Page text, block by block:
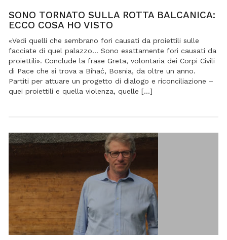
TORNATO
SULLA
ROTTA
BALCANICA:
ECCO
COSA
HO
VISTO
SONO TORNATO SULLA ROTTA BALCANICA:
ECCO COSA HO VISTO
«Vedi quelli che sembrano fori causati da proiettili sulle
facciate di quel palazzo… Sono esattamente fori causati da
proiettili». Conclude la frase Greta, volontaria dei Corpi Civili
di Pace che si trova a Bihać, Bosnia, da oltre un anno.
Partiti per attuare un progetto di dialogo e riconciliazione –
quei proiettili e quella violenza, quelle […]